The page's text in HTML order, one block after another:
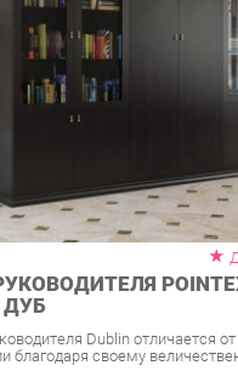
POINTEX
Dublin отличается от
(голосов:0)